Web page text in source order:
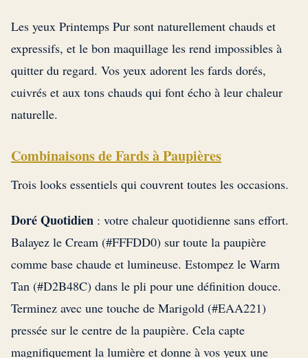
Les yeux Printemps Pur sont naturellement chauds et
expressifs, et le bon maquillage les rend impossibles à
quitter du regard. Vos yeux adorent les fards dorés,
cuivrés et aux tons chauds qui font écho à leur chaleur
naturelle.
Combinaisons de Fards à Paupières
Trois looks essentiels qui couvrent toutes les occasions.
Doré Quotidien : votre chaleur quotidienne sans effort.
Balayez le Cream (#FFFDD0) sur toute la paupière
comme base chaude et lumineuse. Estompez le Warm
Tan (#D2B48C) dans le pli pour une définition douce.
Terminez avec une touche de Marigold (#EAA221)
pressée sur le centre de la paupière. Cela capte
magnifiquement la lumière et donne à vos yeux une